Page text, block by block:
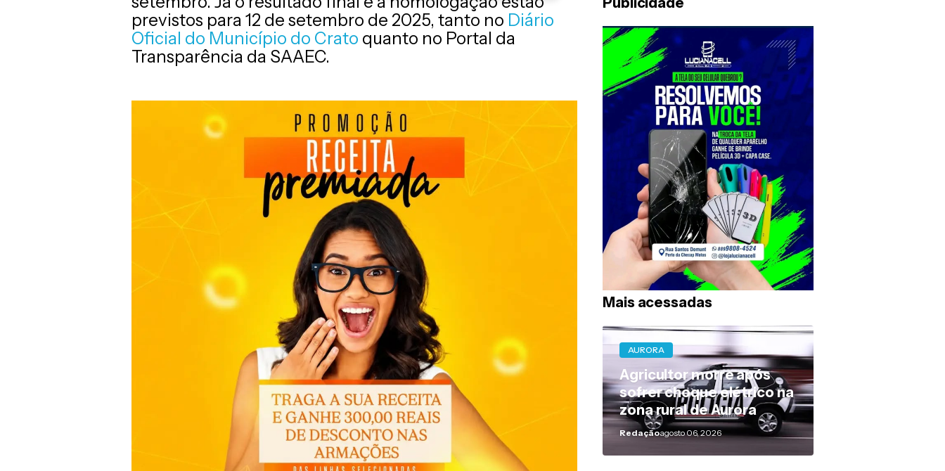
previstos para 12 de setembro de 2025, tanto no Diário
Oficial do Município do Crato quanto no Portal da
Transparência da SAAEC.
Mais acessadas
AURORA
Agricultor morre após
sofrer choque elétrico na
zona rural de Aurora
Redaçãoagosto 06, 2026